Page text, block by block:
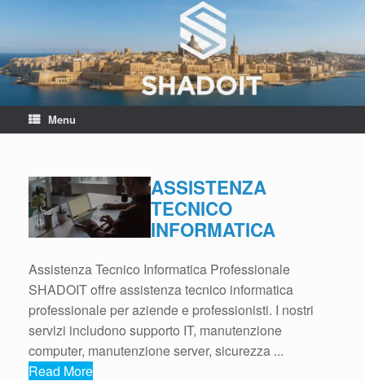
Menu
[metaslider id=401]
ASSISTENZA
TECNICO
INFORMATICA
Assistenza Tecnico Informatica Professionale
SHADOIT offre assistenza tecnico informatica
professionale per aziende e professionisti. I nostri
servizi includono supporto IT, manutenzione
computer, manutenzione server, sicurezza ...
Read More